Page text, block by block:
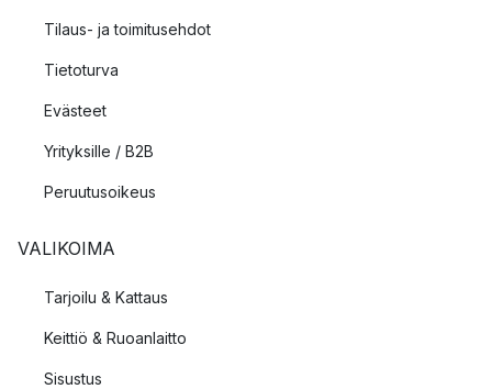
Tilaus- ja toimitusehdot
Tietoturva
Evästeet
Yrityksille / B2B
Peruutusoikeus
VALIKOIMA
Tarjoilu & Kattaus
Keittiö & Ruoanlaitto
Sisustus